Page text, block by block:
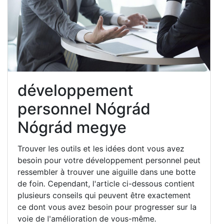
développement
personnel Nógrád
Nógrád megye
Trouver les outils et les idées dont vous avez
besoin pour votre développement personnel peut
ressembler à trouver une aiguille dans une botte
de foin. Cependant, l'article ci-dessous contient
plusieurs conseils qui peuvent être exactement
ce dont vous avez besoin pour progresser sur la
voie de l'amélioration de vous-même.